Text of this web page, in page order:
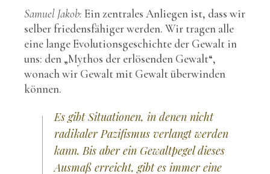
Samuel Jakob: Ein zentrales Anliegen ist, dass wir
selber friedensfähiger werden. Wir tragen alle
eine lange Evolutionsgeschichte der Gewalt in
uns: den „Mythos der erlösenden Gewalt“,
wonach wir Gewalt mit Gewalt überwinden
können.
Es gibt Situationen, in denen nicht
radikaler Pazifismus verlangt werden
kann. Bis aber ein Gewaltpegel dieses
Ausmaß erreicht, gibt es immer eine